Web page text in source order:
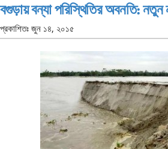
বগুড়ায় বন্যা পরিস্থিতির অবনতি: নতুন
প্রকাশিতঃ জুন ১৪, ২০১৫